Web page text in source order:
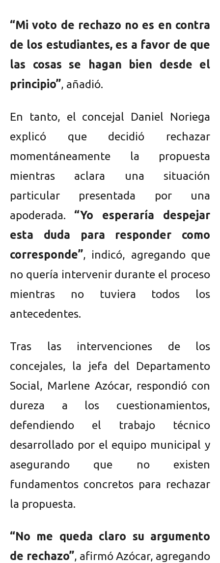
“Mi voto de rechazo no es en contra
de los estudiantes, es a favor de que
las cosas se hagan bien desde el
principio”, añadió.
En tanto, el concejal Daniel Noriega
explicó que decidió rechazar
momentáneamente la propuesta
mientras aclara una situación
particular presentada por una
apoderada. “Yo esperaría despejar
esta duda para responder como
corresponde”, indicó, agregando que
no quería intervenir durante el proceso
mientras no tuviera todos los
antecedentes.
Tras las intervenciones de los
concejales, la jefa del Departamento
Social, Marlene Azócar, respondió con
dureza a los cuestionamientos,
defendiendo el trabajo técnico
desarrollado por el equipo municipal y
asegurando que no existen
fundamentos concretos para rechazar
la propuesta.
“No me queda claro su argumento
de rechazo”, afirmó Azócar, agregando